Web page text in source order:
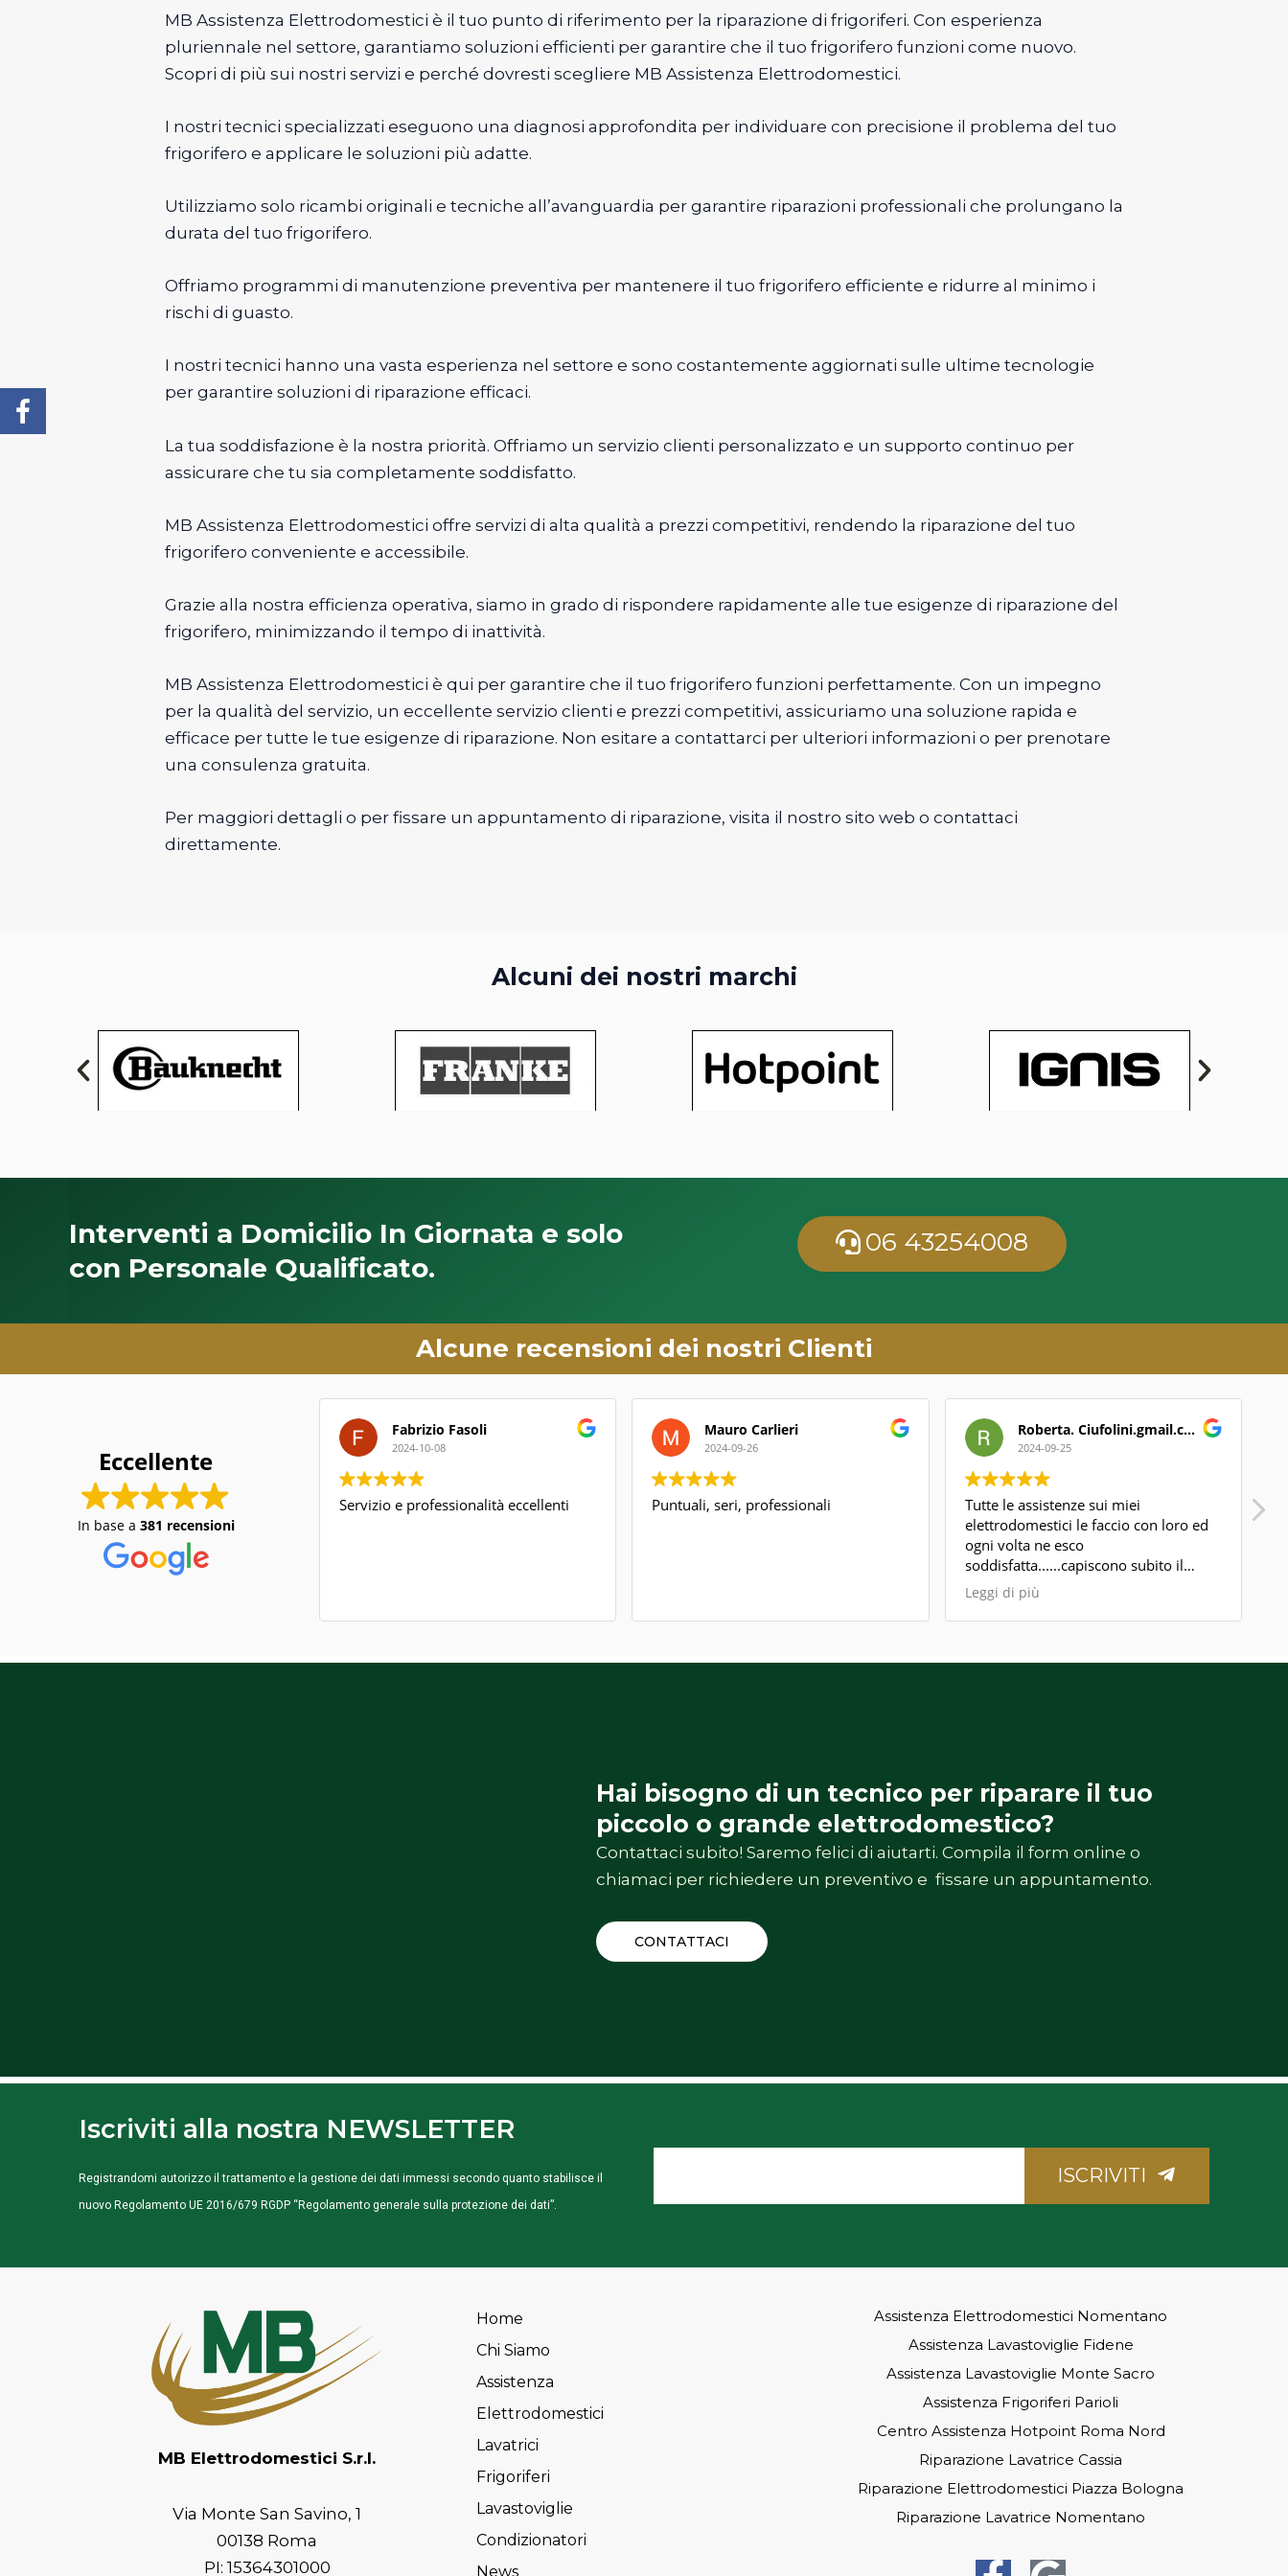
MB Assistenza Elettrodomestici è il tuo punto di riferimento per la riparazione di frigoriferi. Con esperienza
pluriennale nel settore, garantiamo soluzioni efficienti per garantire che il tuo frigorifero funzioni come nuovo.
Scopri di più sui nostri servizi e perché dovresti scegliere MB Assistenza Elettrodomestici.
I nostri tecnici specializzati eseguono una diagnosi approfondita per individuare con precisione il problema del tuo
frigorifero e applicare le soluzioni più adatte.
Utilizziamo solo ricambi originali e tecniche all’avanguardia per garantire riparazioni professionali che prolungano la
durata del tuo frigorifero.
Offriamo programmi di manutenzione preventiva per mantenere il tuo frigorifero efficiente e ridurre al minimo i
rischi di guasto.
I nostri tecnici hanno una vasta esperienza nel settore e sono costantemente aggiornati sulle ultime tecnologie
per garantire soluzioni di riparazione efficaci.
La tua soddisfazione è la nostra priorità. Offriamo un servizio clienti personalizzato e un supporto continuo per
assicurare che tu sia completamente soddisfatto.
MB Assistenza Elettrodomestici offre servizi di alta qualità a prezzi competitivi, rendendo la riparazione del tuo
frigorifero conveniente e accessibile.
Grazie alla nostra efficienza operativa, siamo in grado di rispondere rapidamente alle tue esigenze di riparazione del
frigorifero, minimizzando il tempo di inattività.
MB Assistenza Elettrodomestici è qui per garantire che il tuo frigorifero funzioni perfettamente. Con un impegno
per la qualità del servizio, un eccellente servizio clienti e prezzi competitivi, assicuriamo una soluzione rapida e
efficace per tutte le tue esigenze di riparazione. Non esitare a contattarci per ulteriori informazioni o per prenotare
una consulenza gratuita.
Per maggiori dettagli o per fissare un appuntamento di riparazione, visita il nostro sito web o contattaci
direttamente.
Alcuni dei nostri marchi
Interventi a Domicilio In Giornata e solo
con Personale Qualificato.
06 43254008
Alcune recensioni dei nostri Clienti
Eccellente
In base a 381 recensioni
Fabrizio Fasoli
2024-10-08
Servizio e professionalità eccellenti
Mauro Carlieri
2024-09-26
Puntuali, seri, professionali
Roberta. Ciufolini.gmail.com Ciufolini
2024-09-25
Tutte le assistenze sui miei
elettrodomestici le faccio con loro ed
ogni volta ne esco
soddisfatta......capiscono subito il
problema e lo risolvono......cortesia
professionalità tempestività sono le
caratteristiche che contraddistinguono
consiglio vivamente....grazie
Leggi di più
Hai bisogno di un tecnico per riparare il tuo
piccolo o grande elettrodomestico?
Contattaci subito! Saremo felici di aiutarti. Compila il form online o
chiamaci per richiedere un preventivo e fissare un appuntamento.
CONTATTACI
Iscriviti alla nostra NEWSLETTER
Registrandomi autorizzo il trattamento e la gestione dei dati immessi secondo quanto stabilisce il
nuovo Regolamento UE 2016/679 RGDP “Regolamento generale sulla protezione dei dati”.
ISCRIVITI
MB Elettrodomestici S.r.l.
Via Monte San Savino, 1
00138 Roma
PI: 15364301000
Home
Chi Siamo
Assistenza
Elettrodomestici
Lavatrici
Frigoriferi
Lavastoviglie
Condizionatori
News
Assistenza Elettrodomestici Nomentano
Assistenza Lavastoviglie Fidene
Assistenza Lavastoviglie Monte Sacro
Assistenza Frigoriferi Parioli
Centro Assistenza Hotpoint Roma Nord
Riparazione Lavatrice Cassia
Riparazione Elettrodomestici Piazza Bologna
Riparazione Lavatrice Nomentano